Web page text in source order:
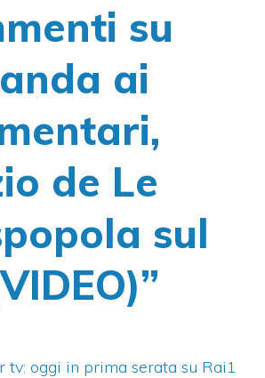
su
ai
de Le
sul
tv: oggi in prima serata su Rai1